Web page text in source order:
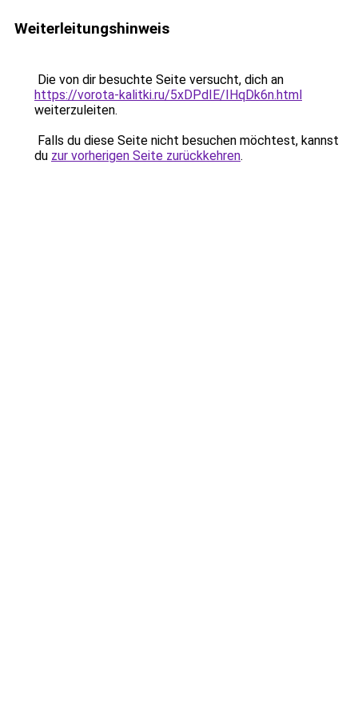
Weiterleitungshinweis
Die von dir besuchte Seite versucht, dich an
https://vorota-kalitki.ru/5xDPdIE/IHqDk6n.html
weiterzuleiten.
Falls du diese Seite nicht besuchen möchtest, kannst
du zur vorherigen Seite zurückkehren.